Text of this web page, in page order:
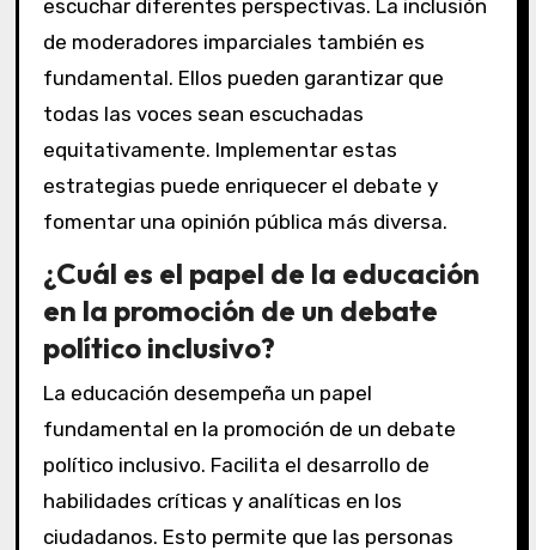
escuchar diferentes perspectivas. La inclusión
de moderadores imparciales también es
fundamental. Ellos pueden garantizar que
todas las voces sean escuchadas
equitativamente. Implementar estas
estrategias puede enriquecer el debate y
fomentar una opinión pública más diversa.
¿Cuál es el papel de la educación
en la promoción de un debate
político inclusivo?
La educación desempeña un papel
fundamental en la promoción de un debate
político inclusivo. Facilita el desarrollo de
habilidades críticas y analíticas en los
ciudadanos. Esto permite que las personas